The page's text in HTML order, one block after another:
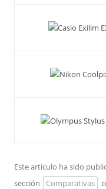
Este artículo ha sido
sección
Comparativas